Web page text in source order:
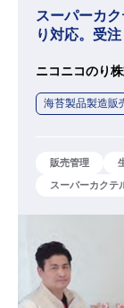
スーパーカ
り対応。受
ニコニコのり
海苔製品製造販
販売管理
スーパーカクテ